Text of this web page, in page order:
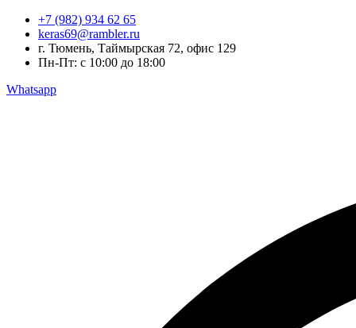
Перейти
содержимому
+7 (982) 934 62 65
keras69@rambler.ru
г. Тюмень, Таймырская 72, офис 129
Пн-Пт: с 10:00 до 18:00
Whatsapp